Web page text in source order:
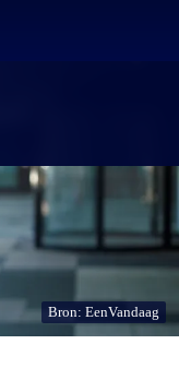
Bron: EenVandaag